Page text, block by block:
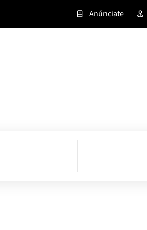
Anúnciate